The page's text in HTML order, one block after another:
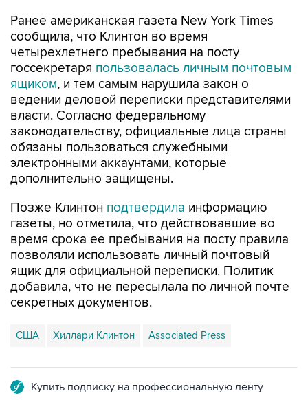
четырехлетнего пребывания на посту
госсекретаря пользовалась личным почтовым
ящиком, и тем самым нарушила закон о
ведении деловой переписки представителями
власти. Согласно федеральному
законодательству, официальные лица страны
обязаны пользоваться служебными
электронными аккаунтами, которые
дополнительно защищены.
Позже Клинтонподтвердила
время срока ее пребывания на посту правила
позволяли использовать личный почтовый
ящик для официальной переписки. Политик
добавила, что не пересылала по личной почте
секретных документов.
США Хиллари Клинтон Associated Press
Подписаться на рассылку главных новостей сайта